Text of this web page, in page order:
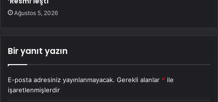
Ağustos 5, 2026
Bir yanıt yazın
E-posta adresiniz yayınlanmayacak. Gerekli alanlar * ile
işaretlenmişlerdir